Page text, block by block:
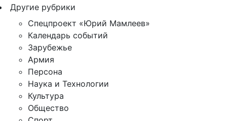
Другие рубрики
Спецпроект «Юрий Мамлеев»
Календарь событий
Зарубежье
Армия
Персона
Наука и Технологии
Культура
Общество